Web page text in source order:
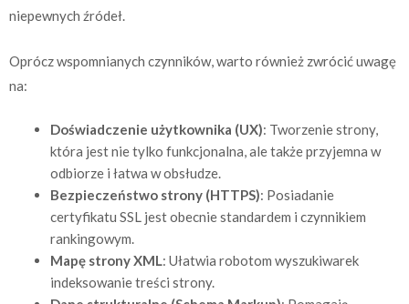
niepewnych źródeł.
Oprócz wspomnianych czynników, warto również zwrócić uwagę
na:
Doświadczenie użytkownika (UX): Tworzenie strony,
która jest nie tylko funkcjonalna, ale także przyjemna w
odbiorze i łatwa w obsłudze.
Bezpieczeństwo strony (HTTPS): Posiadanie
certyfikatu SSL jest obecnie standardem i czynnikiem
rankingowym.
Mapę strony XML: Ułatwia robotom wyszukiwarek
indeksowanie treści strony.